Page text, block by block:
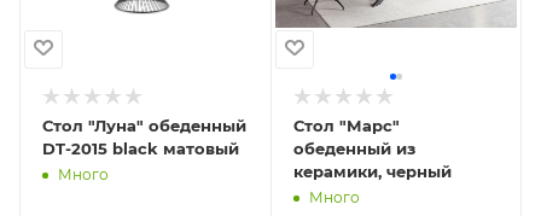
Стол "Луна" обеденный
DT-2015 black матовый
Много
Стол "Марс"
обеденный из
керамики, черный
Много